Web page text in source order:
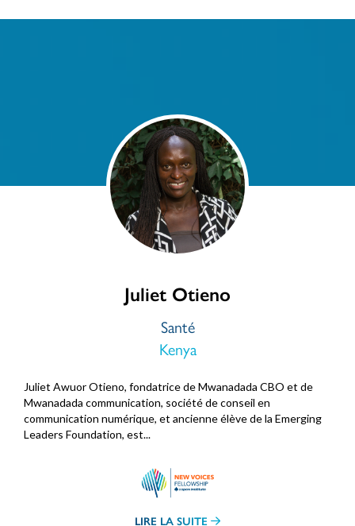
Juliet Otieno
Santé
Kenya
Juliet Awuor Otieno, fondatrice de Mwanadada CBO et de
Mwanadada communication, société de conseil en
communication numérique, et ancienne élève de la Emerging
Leaders Foundation, est...
LIRE LA SUITE